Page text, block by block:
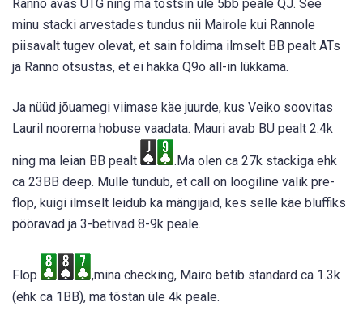
Ranno avas UTG ning ma tõstsin üle 5bb peale QJ. See
minu stacki arvestades tundus nii Mairole kui Rannole
piisavalt tugev olevat, et sain foldima ilmselt BB pealt ATs
ja Ranno otsustas, et ei hakka Q9o all-in lükkama.
Ja nüüd jõuamegi viimase käe juurde, kus Veiko soovitas
Lauril noorema hobuse vaadata. Mauri avab BU pealt 2.4k
ning ma leian BB pealt
.Ma olen ca 27k stackiga ehk
ca 23BB deep. Mulle tundub, et call on loogiline valik pre-
flop, kuigi ilmselt leidub ka mängijaid, kes selle käe bluffiks
pööravad ja 3-betivad 8-9k peale.
Flop
,mina checking, Mairo betib standard ca 1.3k
(ehk ca 1BB), ma tõstan üle 4k peale.